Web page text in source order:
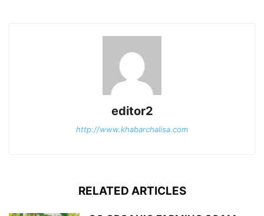
editor2
http://www.khabarchalisa.com
RELATED ARTICLES